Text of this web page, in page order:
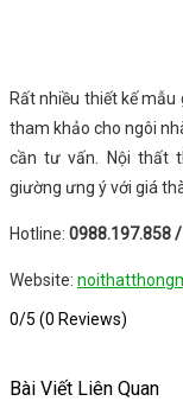
Rất nhiều thiết kế
tham khảo cho ngôi
cần tư vấn. Nội thất
giường ưng ý với giá
Hotline: 0988.197.858
Website:
0/5 (0 Reviews)
Bài Viết Liên Quan